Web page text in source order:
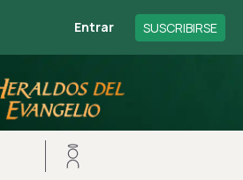
Entrar SUSCRIBIRSE